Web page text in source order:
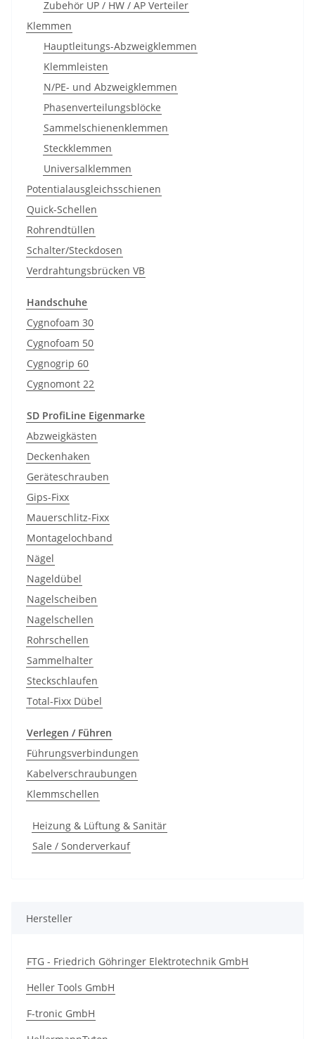
Zubehör UP / HW / AP Verteiler
Klemmen
Hauptleitungs-Abzweigklemmen
Klemmleisten
N/PE- und Abzweigklemmen
Phasenverteilungsblöcke
Sammelschienenklemmen
Steckklemmen
Universalklemmen
Potentialausgleichsschienen
Quick-Schellen
Rohrendtüllen
Schalter/Steckdosen
Verdrahtungsbrücken VB
Handschuhe
Cygnofoam 30
Cygnofoam 50
Cygnogrip 60
Cygnomont 22
SD ProfiLine Eigenmarke
Abzweigkästen
Deckenhaken
Geräteschrauben
Gips-Fixx
Mauerschlitz-Fixx
Montagelochband
Nägel
Nageldübel
Nagelscheiben
Nagelschellen
Rohrschellen
Sammelhalter
Steckschlaufen
Total-Fixx Dübel
Verlegen / Führen
Führungsverbindungen
Kabelverschraubungen
Klemmschellen
Heizung & Lüftung & Sanitär
Sale / Sonderverkauf
Hersteller
FTG - Friedrich Göhringer Elektrotechnik GmbH
Heller Tools GmbH
F-tronic GmbH